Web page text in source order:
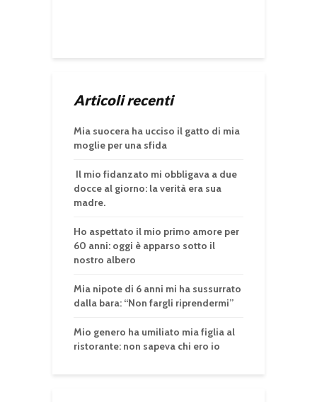
Articoli recenti
Mia suocera ha ucciso il gatto di mia
moglie per una sfida
Il mio fidanzato mi obbligava a due
docce al giorno: la verità era sua
madre.
Ho aspettato il mio primo amore per
60 anni: oggi è apparso sotto il
nostro albero
Mia nipote di 6 anni mi ha sussurrato
dalla bara: “Non fargli riprendermi”
Mio genero ha umiliato mia figlia al
ristorante: non sapeva chi ero io